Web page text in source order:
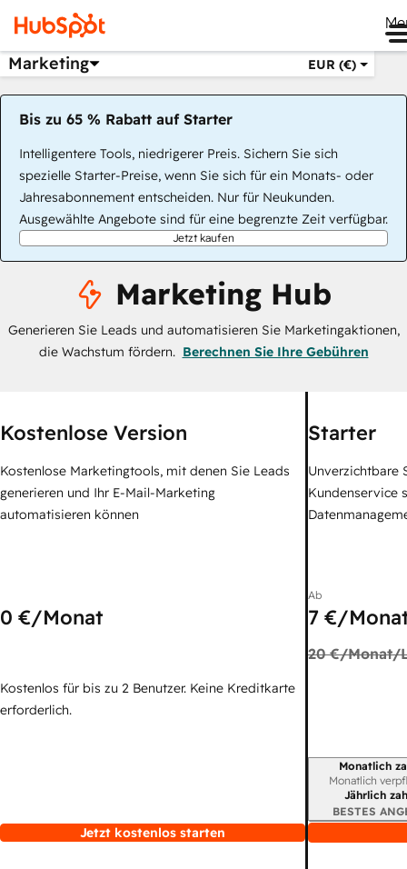
Marketing EUR (€)
Bis zu 65 % Rabatt auf Starter
Intelligentere Tools, niedrigerer Preis. Sichern Sie sich
spezielle Starter-Preise, wenn Sie sich für ein Monats- oder
Jahresabonnement entscheiden. Nur für Neukunden.
Ausgewählte Angebote sind für eine begrenzte Zeit verfügbar.
Jetzt kaufen
Marketing Hub
Generieren Sie Leads und automatisieren Sie Marketingaktionen,
die Wachstum fördern. Berechnen Sie Ihre Gebühren
Kostenlose Version
Kostenlose Marketingtools, mit denen Sie Leads
generieren und Ihr E-Mail-Marketing
automatisieren können
0 €/Monat
Kostenlos für bis zu 2 Benutzer. Keine Kreditkarte
erforderlich.
Jetzt kostenlos starten
Starter
Unverzichtbare
Kundenservice
Ab
7 €/
20 €/Monat/
Monatlich
Monatlich
Jährlich
BESTES